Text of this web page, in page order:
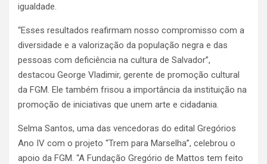
igualdade.
“Esses resultados reafirmam nosso compromisso com a
diversidade e a valorização da população negra e das
pessoas com deficiência na cultura de Salvador”,
destacou George Vladimir, gerente de promoção cultural
da FGM. Ele também frisou a importância da instituição na
promoção de iniciativas que unem arte e cidadania.
Selma Santos, uma das vencedoras do edital Gregórios
Ano IV com o projeto “Trem para Marselha”, celebrou o
apoio da FGM. “A Fundação Gregório de Mattos tem feito